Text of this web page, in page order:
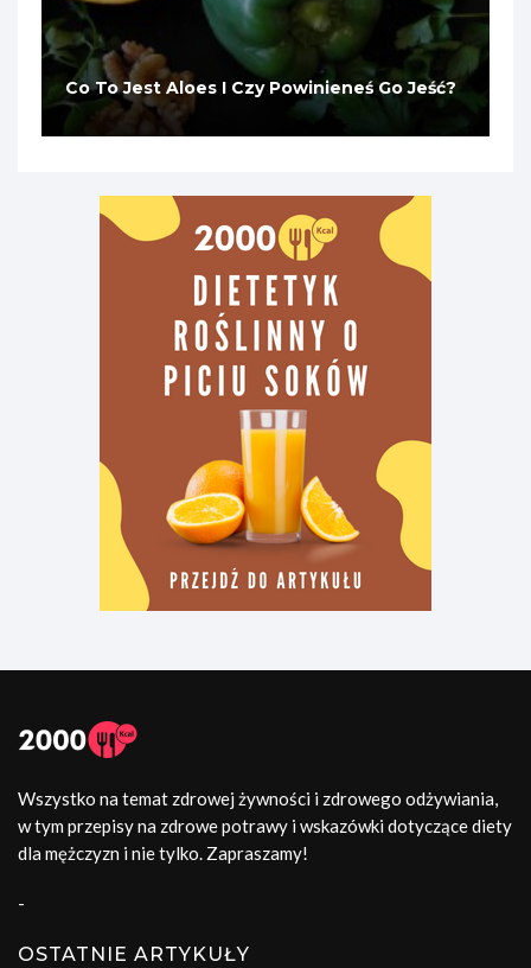
Co To Jest Aloes I Czy Powinieneś Go Jeść?
Wszystko na temat zdrowej żywności i zdrowego odżywiania,
w tym przepisy na zdrowe potrawy i wskazówki dotyczące diety
dla mężczyzn i nie tylko. Zapraszamy!
-
OSTATNIE ARTYKUŁY